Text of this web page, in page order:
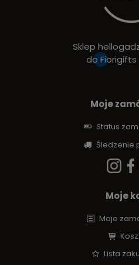
Sklep
do Fiorigifts
Moje
Status
Śledzenie
Moje
Moje
Lista